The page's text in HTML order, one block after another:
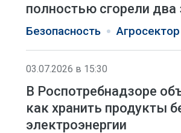
полностью сгорели два
Безопасность Агросектор
03.07.2026 в 15:30
В Роспотребнадзоре
как хранить продукты
электроэнергии